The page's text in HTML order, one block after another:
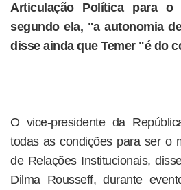
Articulação Política para o
segundo ela, "a autonomia
disse ainda que Temer "é do
O vice-presidente da
todas as condições para ser o
de Relações Institucionais,
Dilma Rousseff, durante